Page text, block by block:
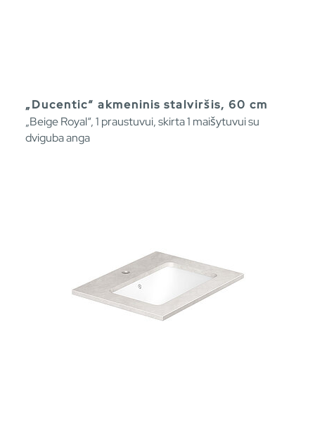
„Ducentic“ akmeninis stalviršis, 60 cm
„Beige Royal“, 1 praustuvui, skirta 1 maišytuvui su
dviguba anga